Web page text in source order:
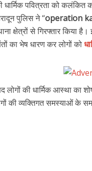
धार्मिक पवित्रता को कलंकित
पुलिस ने “operation
क्षेत्रों से गिरफ्तार किया
का भेष धारण कर लोगों को
लोगों की धार्मिक आस्था
की व्यक्तिगत समस्याओं के